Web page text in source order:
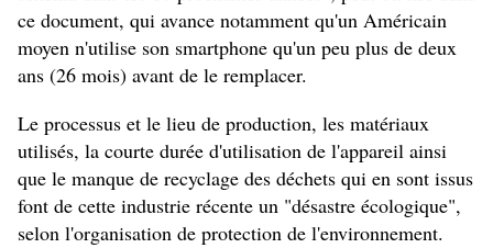
ce document, qui avance notamment qu'un Américain
moyen n'utilise son smartphone qu'un peu plus de deux
ans (26 mois) avant de le remplacer.
Le processus et le lieu de production, les matériaux
utilisés, la courte durée d'utilisation de l'appareil ainsi
que le manque de recyclage des déchets qui en sont issus
font de cette industrie récente un "désastre écologique",
selon l'organisation de protection de l'environnement.